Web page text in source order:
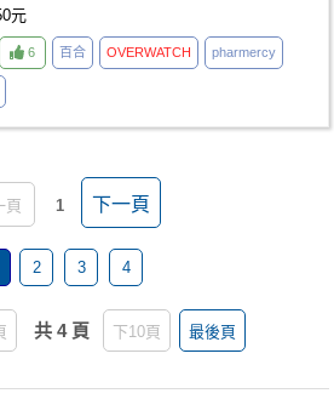
元
6 百合 OVERWATCH pharmercy
頁 1 下一頁
2 3 4
共 4 頁 下10頁 最後頁